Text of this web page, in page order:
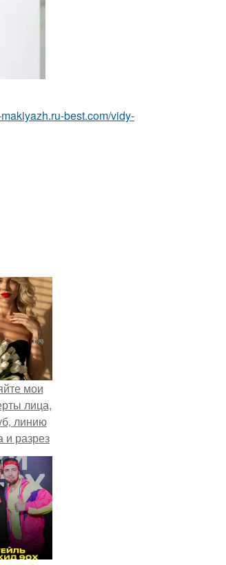
best.com/vidy-
мои
лица,
линию
и разрез